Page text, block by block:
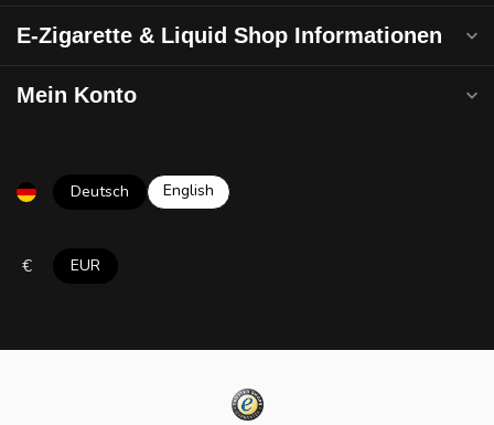
E-Zigarette & Liquid Shop Informationen
Mein Konto
Deutsch English
€ EUR